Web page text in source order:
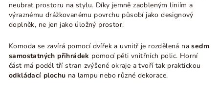
neubrat prostoru na stylu. Díky jemně zaobleným liniím a
výraznému drážkovanému povrchu působí jako designový
doplněk, ne jen jako úložný prostor.
Komoda se zavírá pomocí dvířek a uvnitř je rozdělená nasedm
samostatných přihrádek pomocí pěti vnitřních polic. Horní
část má podél tří stran zvýšené okraje a tvoří tak praktickou
odkládací plochu na lampu nebo různé dekorace.